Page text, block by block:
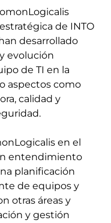
de INTO
desarrollado
evolución
de TI en la
aspectos como
calidad y
en el
entendimiento
planificación
de equipos y
otras áreas y
y gestión